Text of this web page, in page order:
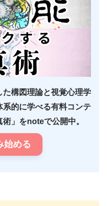
た構図理論と視覚心理学
的に学べる有料コンテ
」をnoteで公開中。
始める